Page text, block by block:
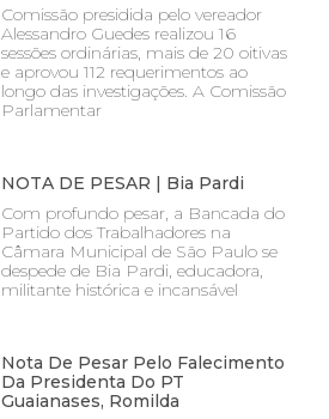
Comissão presidida pelo vereador
Alessandro Guedes realizou 16
sessões ordinárias, mais de 20 oitivas
e aprovou 112 requerimentos ao
longo das investigações. A Comissão
Parlamentar
NOTA DE PESAR | Bia Pardi
Com profundo pesar, a Bancada do
Partido dos Trabalhadores na
Câmara Municipal de São Paulo se
despede de Bia Pardi, educadora,
militante histórica e incansável
Nota De Pesar Pelo Falecimento
Da Presidenta Do PT
Guaianases, Romilda